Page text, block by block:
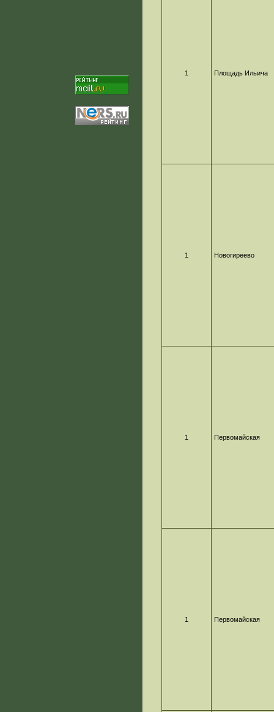
1 Площадь Ильича
1 Новогиреево
1 Первомайская
1 Первомайская